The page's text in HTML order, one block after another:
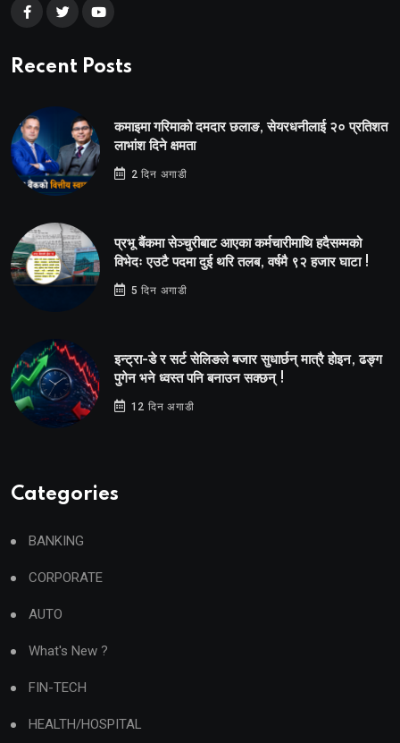
Recent Posts
कमाइमा गरिमाको दमदार छलाङ, सेयरधनीलाई २० प्रतिशत
लाभांश दिने क्षमता
2 दिन अगाडी
प्रभू बैंकमा सेञ्चुरीबाट आएका कर्मचारीमाथि हदैसम्मको
विभेदः एउटै पदमा दुई थरि तलब, वर्षमै ९२ हजार घाटा !
5 दिन अगाडी
इन्ट्रा-डे र सर्ट सेलिङले बजार सुधार्छन् मात्रै होइन, ढङ्ग
पुगेन भने ध्वस्त पनि बनाउन सक्छन् !
12 दिन अगाडी
Categories
BANKING
CORPORATE
AUTO
What's New ?
FIN-TECH
HEALTH/HOSPITAL